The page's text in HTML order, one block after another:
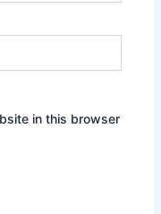
in this browser